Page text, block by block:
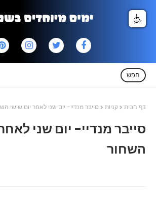
חפש
דף הבית קניות סייבר מנדיי- יום שני לאחר יום שישי
סייבר מנדיי- יום שני
השחור